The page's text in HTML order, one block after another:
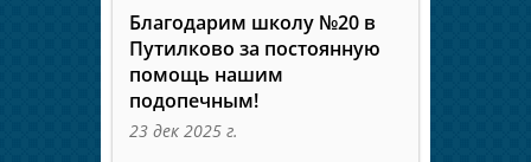
Благодарим школу №20 в
Путилково за постоянную
помощь нашим
подопечным!
23 дек 2025 г.